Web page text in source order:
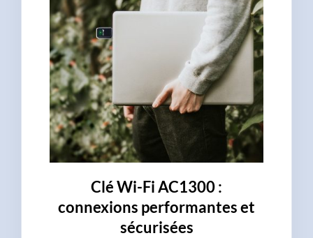
Clé Wi-Fi AC1300 :
connexions performantes et
sécurisées